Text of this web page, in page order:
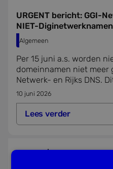
URGENT bericht: GGI-
NIET-
Algemeen
Per 15 juni a.s. worden
domeinnamen niet meer
Netwerk- en Rijks DNS.
onze en andere diensten
10 juni 2026
Lees verder